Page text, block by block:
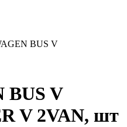
BUS V
BUS V
V 2VAN, шт